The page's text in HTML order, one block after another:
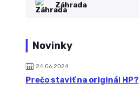
Záhrada
Novinky
24.06.2024
Prečo staviť na originál HP?